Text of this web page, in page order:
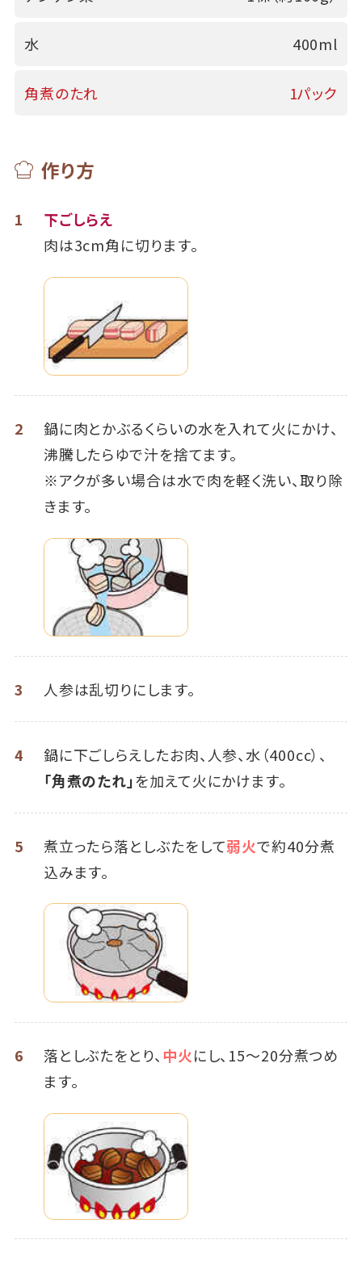
水 400ml
角煮のたれ 1パック
作り方
1
下ごしらえ
肉は3cm角に切ります。
2
鍋に肉とかぶるくらいの水を入れて火にかけ、
沸騰したらゆで汁を捨てます。
※アクが多い場合は水で肉を軽く洗い、取り除
きます。
3 人参は乱切りにします。
4
鍋に下ごしらえしたお肉、人参、水（400cc）、
「角煮のたれ」を加えて火にかけます。
5 煮立ったら落としぶたをして弱火で約40分煮
込みます。
6 落としぶたをとり、 中火にし、15～20分煮つめ
ます。